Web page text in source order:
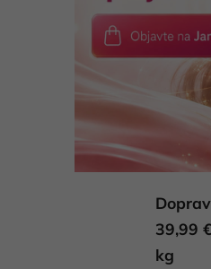
é
p
o
d
u
39,99
kg